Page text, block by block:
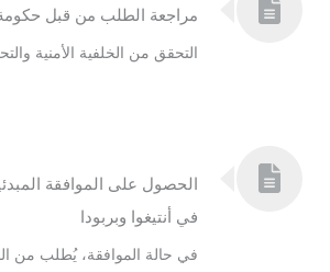
مراجعة الطلب من قبل حكومة
التحقق من الخلفية الأمنية
الحصول على الموافقة
في أنتيغوا وبربودا
في حالة الموافقة، يُطلب من